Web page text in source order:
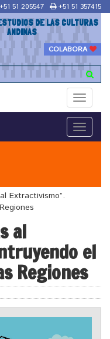
+51 51 205547 +51 51 357415
DE LAS CULTURAS
ANDINAS
COLABORA
Toggle
Toggle
Extractivismo”.
al
el
Regiones